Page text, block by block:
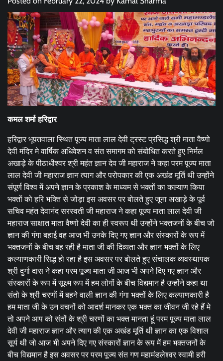
कमल शर्मा हरिद्वार
हरिद्वार भूपतवाला स्थित पूज्य माता लाल देवी ट्रस्ट प्रसिद्ध श्री माता वैष्णो
देवी मंदिर मे वार्षिक अधिवेशन व संत समागम को संबोधित करते हुए निर्मल
अखाड़े के पीठाधीश्वर श्री महंत ज्ञान देव जी महाराज ने कहा परम पूज्य माता
लाल देवी जी महाराज ज्ञान त्याग और परोपकार की एक अखंड मूर्ति थी उन्होंने
संपूर्ण विश्व में अपने ज्ञान के प्रकाश के माध्यम से भक्तों का कल्याण किया
भक्तों को हरि भक्ति से जोड़ा इस अवसर पर बोलते हुए जूना अखाड़े के पूर्व
सचिव महंत देवानंद सरस्वती जी महाराज ने कहा पूज्य माता लाल देवी जी
महाराज साक्षात माता वैष्णो देवी का ही स्वरूप थी उन्होंने भक्तजनों के बीच जो
ज्ञान की गंगा बहाई वह आज भी उनके दिए गए ज्ञान और संस्कारों के रूप में
भक्तजनों के बीच बह रही है माता जी की दिव्यता और ज्ञान भक्तों के लिए
कल्याणकारी सिद्ध हो रहा है इस अवसर पर बोलते हुए संचालक व्यवस्थापक
श्री दुर्गा दास ने कहा परम पूज्य माता जी आज भी अपने दिए गए ज्ञान और
संस्कारों के रूप में सूक्ष्म रूप में हम लोगों के बीच विद्यमान है उन्होंने कहा था
संतो के श्री चरणों में बहने वाली ज्ञान की गंगा भक्तों के लिए कल्याणकारी है
हम माता जी के उन वचनों को आदर्श मानकर एक भक्त का जीवन जी रहे हैं मे
तो अपने आप को संतों के श्री चरणों का भक्त मानता हूं परम पूज्य माता लाल
देवी जी महाराज ज्ञान और त्याग की एक अखंड मूर्ति थी ज्ञान का एक विशाल
सूर्य थी जो आज भी अपने दिए गए संस्कारों ज्ञान के रूप में हम भक्तजनों के
बीच विद्यमान है इस अवसर पर परम पूज्य संत गण महामंडलेश्वर स्वामी हरी